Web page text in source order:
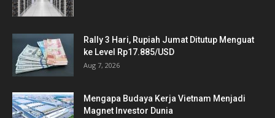
Rally 3 Hari, Rupiah Jumat Ditutup Menguat
ke Level Rp17.885/USD
Aug 7, 2026
Mengapa Budaya Kerja Vietnam Menjadi
Magnet Investor Dunia